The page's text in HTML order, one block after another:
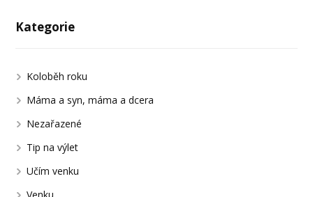
Kategorie
Koloběh roku
Máma a syn, máma a dcera
Nezařazené
Tip na výlet
Učím venku